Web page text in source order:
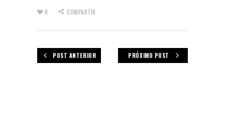
0 COMPARTIR
POST ANTERIOR PRÓXIMO POST